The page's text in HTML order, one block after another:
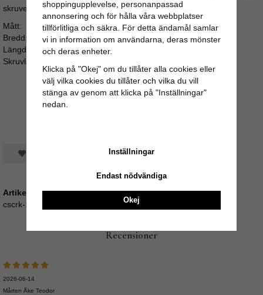
skruven sticker för långt ut i bakkant av luckan eller lådan.
Mått:
Bredd: 4cm
Längd: 4cm
Skruvlängd: ca 3,5cm
Spara som favorit
Artikelnummer:
cscrk-132
Recensioner
2026-06-14
Mårten Åke Teodor
shoppingupplevelse, personanpassad
annonsering och för hålla våra webbplatser
tillförlitliga och säkra. För detta ändamål samlar
vi in information om användarna, deras mönster
och deras enheter.
Klicka på "Okej" om du tillåter alla cookies eller
välj vilka cookies du tillåter och vilka du vill
stänga av genom att klicka på "Inställningar"
nedan.
Inställningar
Endast nödvändiga
Okej